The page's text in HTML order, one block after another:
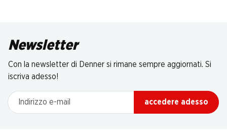
Newsletter
Con la newsletter di Denner si rimane sempre aggiornati. Si
iscriva adesso!
Indirizzo e-mail
accedere adesso